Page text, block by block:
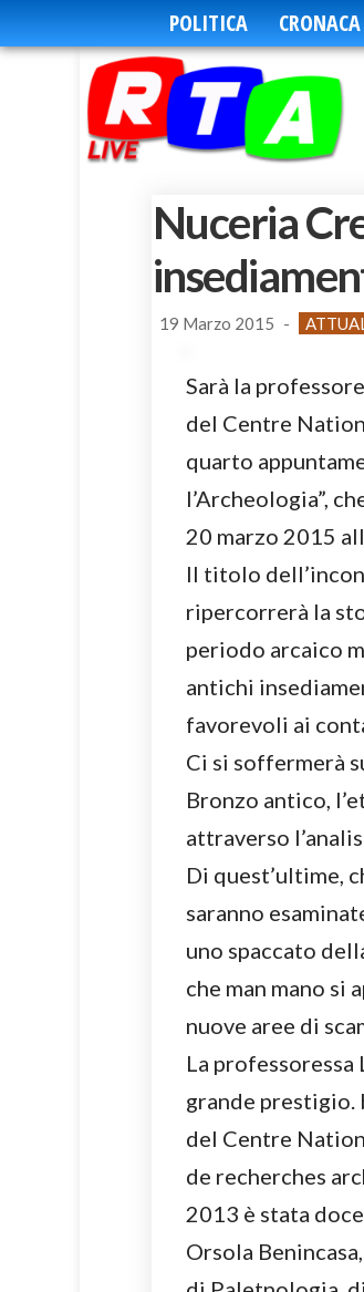
POLITICA CRONACA
Nuceria
19 Marzo 2015 -
Sarà la
del Centre
quarto
l’Archeologia”,
20 marzo 2015
Il titolo
ripercorrerà la
periodo arcaico
antichi
favorevoli ai
Ci si soffermerà
Bronzo antico,
attraverso
Di quest’ultime,
saranno
uno spaccato
che man mano si
nuove aree di
La
grande
del Centre
de recherches
2013 è stata
Orsola